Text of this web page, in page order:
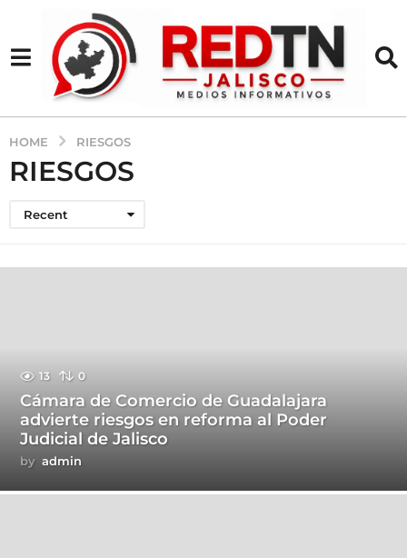
HOME RIESGOS
RIESGOS
Recent
13 0
Cámara de Comercio de Guadalajara
advierte riesgos en reforma al Poder
Judicial de Jalisco
by admin